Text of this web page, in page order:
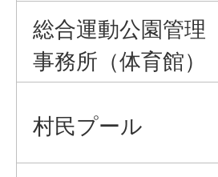
総合運動公園管理
事務所（体育館）
村民プール